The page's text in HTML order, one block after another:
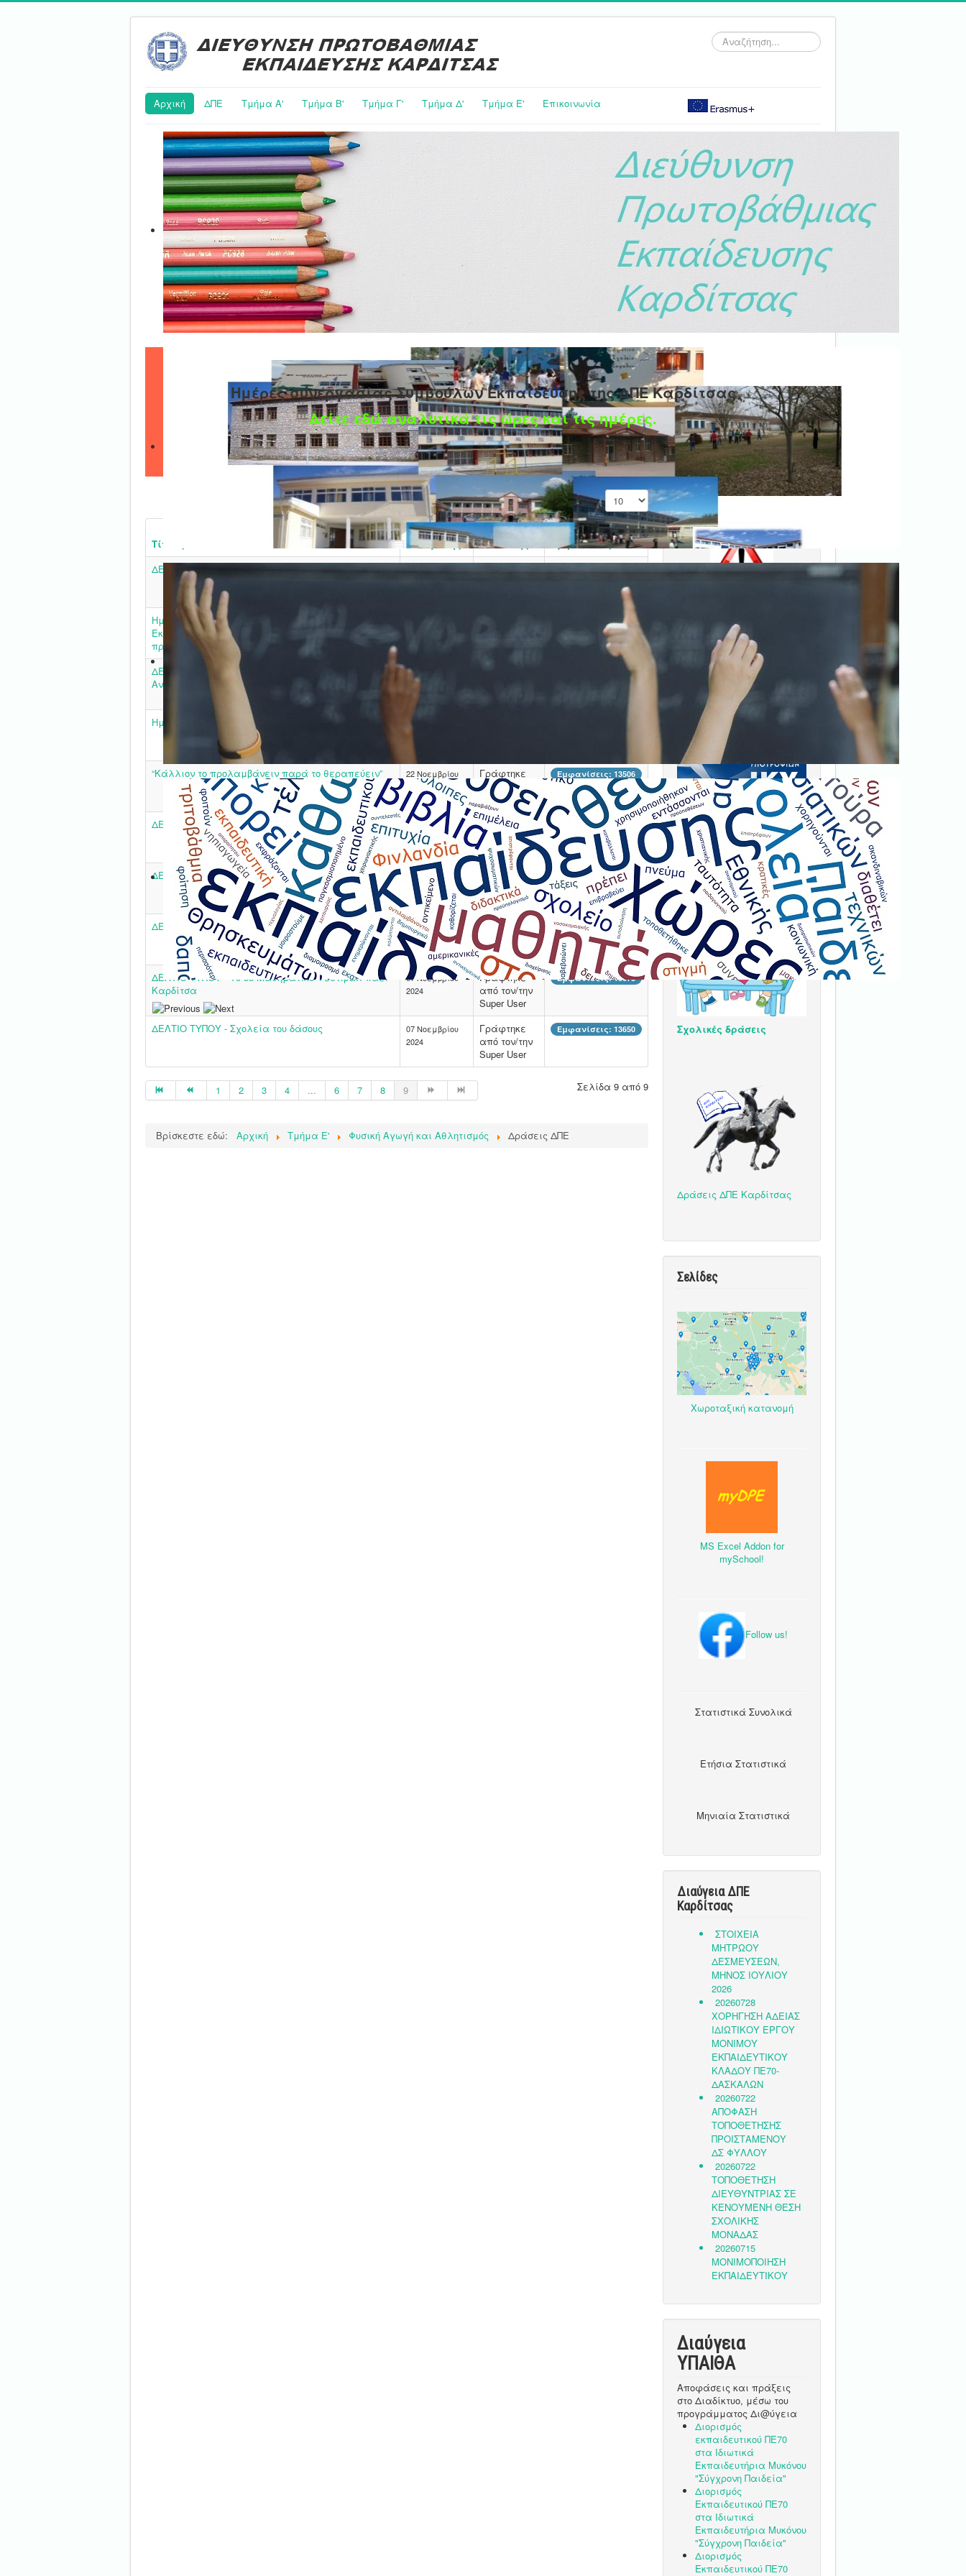
Αναζήτηση...
Αρχική ΔΠΕ Τμήμα Α' Τμήμα Β' Τμήμα Γ' Τμήμα Δ' Τμήμα E' Επικοινωνία
Ημέρες συνεργασίας Συμβούλων Εκπαίδευσης της ΔΠΕ Καρδίτσας
Δείτε εδώ αναλυτικά τις ώρες και τις ημέρες.
Εμφάνιση #
Τίτλος
Ημερομηνία
Μεταβολής
Συντάκτης
Εμφανίσεις
ΔΕΛΤΙΟ ΤΥΠΟΥ
11 Δεκεμβρίου
Γράφτηκε
Εμφανίσεις: 12986
Ημερίδα με θέμα «Διαδικτυακός – Σχολικός
Εκφοβισμός και Ενδοοικογενειακή Βία, Κάλλιον το
προλαμβάνειν παρά το θεραπεύειν»
10 Δεκεμβρίου
από τον/την
Super User
Εμφανίσεις: 13451
ΔΕΛΤΙΟ ΤΥΠΟΥ - Παγκόσμια Ημέρα Ατόμων με
Αναπηρία
02 Δεκεμβρίου
2024
Γράφτηκε
Εμφανίσεις: 12545
Ημερίδα Προγραμμάτων σχολικών Δραστηριοτήτων
“Κάλλιον το προλαμβάνειν παρά το θεραπεύειν”
22 Νοεμβρίου
2024
Γράφτηκε
από τον/την
Super User
Εμφανίσεις: 13506
ΔΕΛΤΙΟ ΤΥΠΟΥ
22 Νοεμβρίου
2024
Γράφτηκε
από τον/την
Super User
Εμφανίσεις: 12922
ΔΕΛΤΙΟ ΤΥΠΟΥ
15 Νοεμβρίου
2024
Γράφτηκε
από τον/την
Super User
Εμφανίσεις: 13129
ΔΕΛΤΙΟ ΤΥΠΟΥ
14 Νοεμβρίου
2024
Γράφτηκε
από τον/την
Super User
Εμφανίσεις: 12979
ΔΕΛΤΙΟ ΤΥΠΟΥ - Το 5ο Μαθηματικό Φεστιβάλ πάει
Καρδίτσα
07 Νοεμβρίου
2024
Γράφτηκε
από τον/την
Super User
Εμφανίσεις: 13673
ΔΕΛΤΙΟ ΤΥΠΟΥ - Σχολεία του δάσους
07 Νοεμβρίου
2024
Γράφτηκε
από τον/την
Super User
Εμφανίσεις: 13650
Σελίδα 9 από 9
1 2 3 4 ... 6 7 8 9
Βρίσκεστε εδώ: Αρχική Τμήμα E' Φυσική Αγωγή και Αθλητισμός Δράσεις ΔΠΕ
Ψηφιακή βεβαίωση
εγγράφου
υπογεγραμμένα.
Ξεκινήστε εδώ.
Διαβάστε την αντίστοιχη
νομοθεσία
Erasmus+
Σχολικές δράσεις
Δράσεις ΔΠΕ Καρδίτσας
Σελίδες
Χωροταξική κατανομή
MS Excel Addon for
mySchool!
Follow us!
Στατιστικά Συνολικά
Ετήσια Στατιστικά
Μηνιαία Στατιστικά
Διαύγεια ΔΠΕ
Καρδίτσας
Διαύγεια
ΥΠΑΙΘA
Αποφάσεις και πράξεις
στο Διαδίκτυο, μέσω του
προγράμματος Δι@ύγεια
Διορισμός
εκπαιδευτικού ΠΕ70
στα Ιδιωτικά
Εκπαιδευτήρια Μυκόνου
"Σύγχρονη Παιδεία"
Διορισμός
Εκπαιδευτικού ΠΕ70
στα Ιδιωτικά
Εκπαιδευτήρια Μυκόνου
"Σύγχρονη Παιδεία"
Διορισμός
Εκπαιδευτικού ΠΕ70